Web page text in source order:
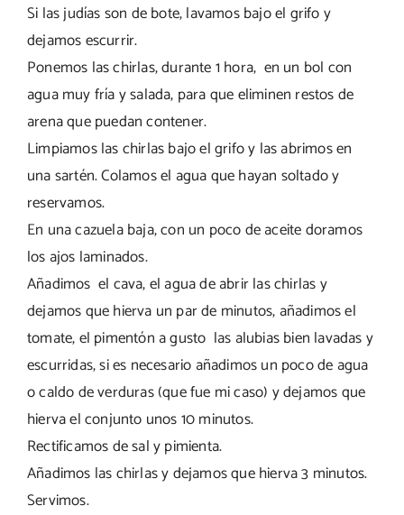
Si las judías son de bote, lavamos bajo el grifo y
dejamos escurrir.
Ponemos las chirlas, durante 1 hora, en un bol con
agua muy fría y salada, para que eliminen restos de
arena que puedan contener.
Limpiamos las chirlas bajo el grifo y las abrimos en
una sartén. Colamos el agua que hayan soltado y
reservamos.
En una cazuela baja, con un poco de aceite doramos
los ajos laminados.
Añadimos el cava, el agua de abrir las chirlas y
dejamos que hierva un par de minutos, añadimos el
tomate, el pimentón a gusto las alubias bien lavadas y
escurridas, si es necesario añadimos un poco de agua
o caldo de verduras (que fue mi caso) y dejamos que
hierva el conjunto unos 10 minutos.
Rectificamos de sal y pimienta.
Añadimos las chirlas y dejamos que hierva 3 minutos.
Servimos.